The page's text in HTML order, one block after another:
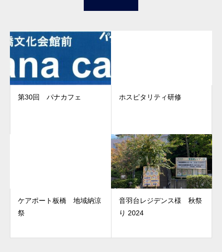
第30回 パナカフェ ホスピタリティ研修
ケアポート板橋 地域納涼
祭
音羽台レジデンス様 秋祭
り 2024